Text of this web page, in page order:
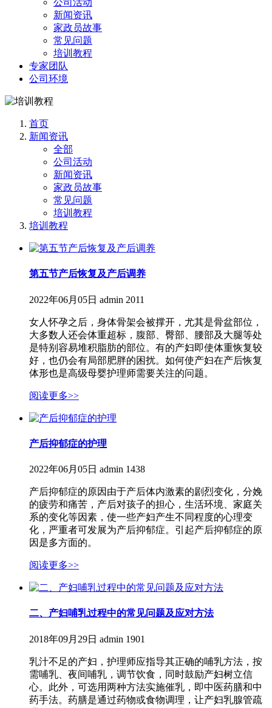
公司活动
新闻资讯
家政员故事
常见问题
培训教程
专家团队
公司环境
首页
新闻资讯
全部
公司活动
新闻资讯
家政员故事
常见问题
培训教程
培训教程
第五节产后恢复及产后调养
2022年06月05日 admin 2011
女人怀孕之后，身体骨架会被撑开，尤其是骨盆部位，
大多数人还会体重超标，腹部、臀部、腰部及大腿等处
是特别容易堆积脂肪的部位。有的产妇即使体重恢复较
好，也仍会有局部肥胖的困扰。如何使产妇在产后恢复
体形也是高级母婴护理师需要关注的问题。
阅读更多>>
产后抑郁症的护理
2022年06月05日 admin 1438
产后抑郁症的原因由于产后体内激素的剧烈变化，分娩
的疲劳和痛苦，产后对孩子的担心，生活环境、家庭关
系的变化等因素，使一些产妇产生不同程度的心理变
化，严重者可发展为产后抑郁症。引起产后抑郁症的原
因是多方面的。
阅读更多>>
二、产妇哺乳过程中的常见问题及应对方法
2018年09月29日 admin 1901
乳汁不足的产妇，护理师应指导其正确的哺乳方法，按
需哺乳、夜间哺乳，调节饮食，同时鼓励产妇树立信
心。此外，可选用两种方法实施催乳，即中医药膳和中
药手法。药膳是通过药物或食物调理，让产妇乳腺管疏